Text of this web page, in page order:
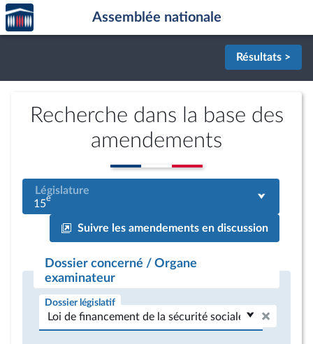
Aller au contenu
Aller en bas de la page
Accèder
à la
page
Assemblée nationale
Résultats >
Recherche dans la base des
amendements
Législature
15e
Suivre les amendements en discussion
Dossier concerné / Organe
examinateur
Dossier législatif